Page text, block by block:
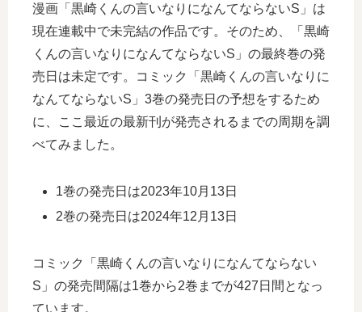
漫画「黒崎くんの言いなりになんてならないS」は
現在連載中で未完結の作品です。そのため、「黒崎
くんの言いなりになんてならないS」の最終巻の発
売日は未定です。コミック「黒崎くんの言いなりに
なんてならないS」3巻の発売日の予想をするため
に、ここ最近の最新刊が発売されるまでの周期を調
べてみました。
1巻の発売日は2023年10月13日
2巻の発売日は2024年12月13日
コミック「黒崎くんの言いなりになんてならない
S」の発売間隔は1巻から2巻までが427日間となっ
ています。